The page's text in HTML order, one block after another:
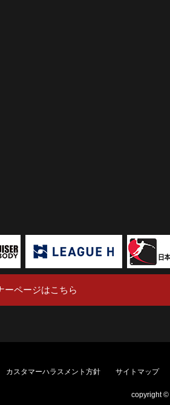
ーページはこちら
カスタマーハラスメント方針 サイトマップ
copyright ©